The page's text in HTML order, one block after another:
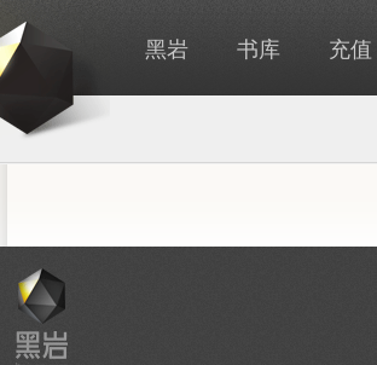
黑岩 书库 充值